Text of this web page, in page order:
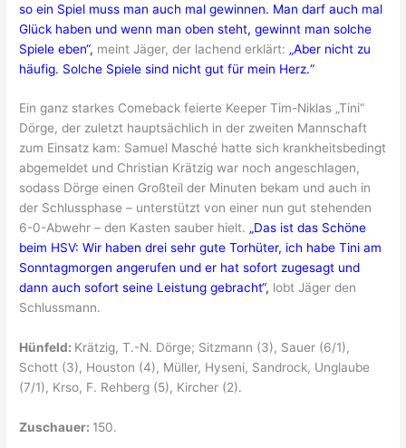
so ein Spiel muss man auch mal gewinnen. Man darf auch mal
Glück haben und wenn man oben steht, gewinnt man solche
Spiele eben“, meint Jäger, der lachend erklärt: „Aber nicht zu
häufig. Solche Spiele sind nicht gut für mein Herz.“
Ein ganz starkes Comeback feierte Keeper Tim-Niklas „Tini“
Dörge, der zuletzt hauptsächlich in der zweiten Mannschaft
zum Einsatz kam: Samuel Masché hatte sich krankheitsbedingt
abgemeldet und Christian Krätzig war noch angeschlagen,
sodass Dörge einen Großteil der Minuten bekam und auch in
der Schlussphase – unterstützt von einer nun gut stehenden
6-0-Abwehr – den Kasten sauber hielt. „Das ist das Schöne
beim HSV: Wir haben drei sehr gute Torhüter, ich habe Tini am
Sonntagmorgen angerufen und er hat sofort zugesagt und
dann auch sofort seine Leistung gebracht“, lobt Jäger den
Schlussmann.
Hünfeld: Krätzig, T.-N. Dörge; Sitzmann (3), Sauer (6/1),
Schott (3), Houston (4), Müller, Hyseni, Sandrock, Unglaube
(7/1), Krso, F. Rehberg (5), Kircher (2).
Zuschauer: 150.